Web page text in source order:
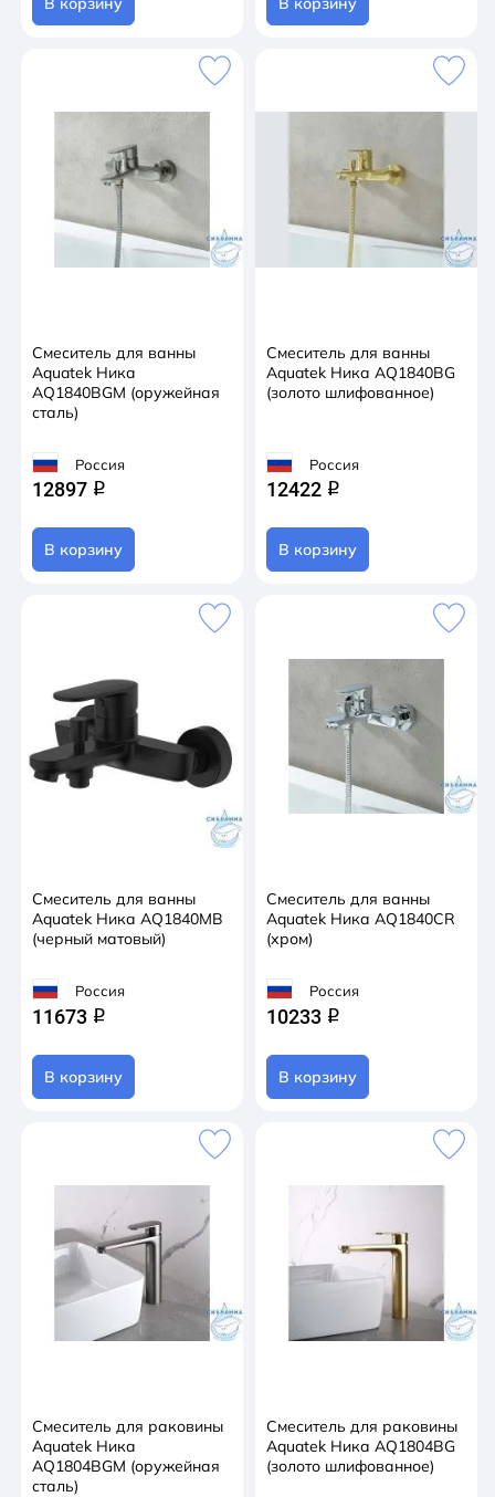
Смеситель для ванны
Aquatek Ника
AQ1840BGM (оружейная
сталь)
Россия
12897 q
В корзину
Смеситель для ванны
Aquatek Ника AQ1840BG
(золото шлифованное)
Россия
12422 q
В корзину
Смеситель для ванны
Aquatek Ника AQ1840MB
(черный матовый)
Россия
11673 q
В корзину
Смеситель для ванны
Aquatek Ника AQ1840CR
(хром)
Россия
10233 q
В корзину
Смеситель для раковины
Aquatek Ника
AQ1804BGM (оружейная
сталь)
Смеситель для раковины
Aquatek Ника AQ1804BG
(золото шлифованное)